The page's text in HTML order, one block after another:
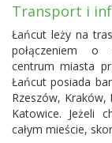
Transport i
Łańcut leży na
połączeniem o
centrum miasta
Łańcut posiada
Rzeszów, Kraków,
Katowice. Jeżeli
całym mieście,